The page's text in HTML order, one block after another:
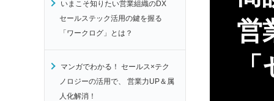
営
いまこそ知りたい営業組織のDX
セールステック活用の鍵を握る
「ワークログ」とは？
マンガでわかる！ セールス×テク
ノロジーの活用で、 営業力UP＆属
人化解消！